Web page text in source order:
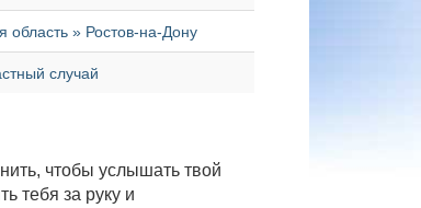
область » Ростов-на-Дону
случай
чтобы услышать твой
тебя за руку и